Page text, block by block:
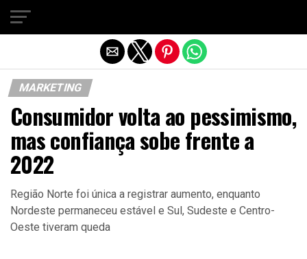
MARKETING
Consumidor volta ao pessimismo,
mas confiança sobe frente a
2022
Região Norte foi única a registrar aumento, enquanto
Nordeste permaneceu estável e Sul, Sudeste e Centro-
Oeste tiveram queda